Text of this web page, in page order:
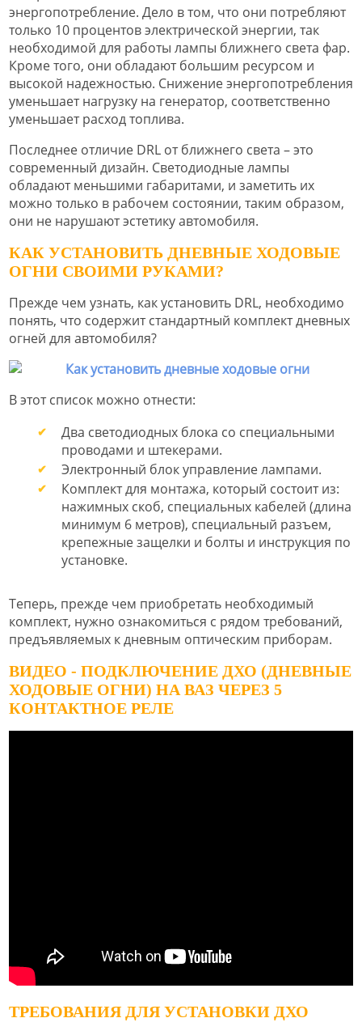
энергопотребление. Дело в том, что они потребляют
только 10 процентов электрической энергии, так
необходимой для работы лампы ближнего света фар.
Кроме того, они обладают большим ресурсом и
высокой надежностью. Снижение энергопотребления
уменьшает нагрузку на генератор, соответственно
уменьшает расход топлива.
Последнее отличие DRL от ближнего света – это
современный дизайн. Светодиодные лампы
обладают меньшими габаритами, и заметить их
можно только в рабочем состоянии, таким образом,
они не нарушают эстетику автомобиля.
КАК УСТАНОВИТЬ ДНЕВНЫЕ ХОДОВЫЕ
ОГНИ СВОИМИ РУКАМИ?
Прежде чем узнать, как установить DRL, необходимо
понять, что содержит стандартный комплект дневных
огней для автомобиля?
В этот список можно отнести:
Два светодиодных блока со специальными
проводами и штекерами.
Электронный блок управление лампами.
Комплект для монтажа, который состоит из:
нажимных скоб, специальных кабелей (длина
минимум 6 метров), специальный разъем,
крепежные защелки и болты и инструкция по
установке.
Теперь, прежде чем приобретать необходимый
комплект, нужно ознакомиться с рядом требований,
предъявляемых к дневным оптическим приборам.
ВИДЕО - ПОДКЛЮЧЕНИЕ ДХО (ДНЕВНЫЕ
ХОДОВЫЕ ОГНИ) НА ВАЗ ЧЕРЕЗ 5
КОНТАКТНОЕ РЕЛЕ
ТРЕБОВАНИЯ ДЛЯ УСТАНОВКИ ДХО